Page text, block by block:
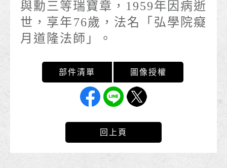
與勳三等瑞寶章，1959年因病逝
世，享年76歲，法名「弘學院癡
月道隆法師」。
回上頁